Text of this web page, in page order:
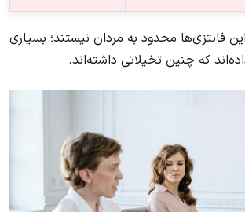
فانتزی‌ها محدود به مردان نیستند؛ بسیاری
که چنین تخیلاتی داشته‌اند.